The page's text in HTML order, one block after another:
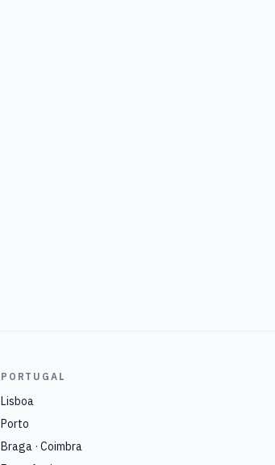
PORTUGAL
Lisboa
Porto
Braga · Coimbra